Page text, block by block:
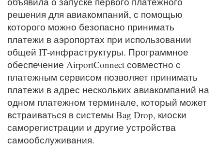
решения для авиакомпаний, с помощью
которого можно безопасно принимать
платежи в аэропортах при использовании
общей IT-инфраструктуры. Программное
обеспечение AirportConnect совместно с
платежным сервисом позволяет принимать
платежи в адрес нескольких авиакомпаний на
одном платежном терминале, который может
встраиваться в системы Bag Drop, киоски
саморегистрации и другие устройства
самообслуживания.